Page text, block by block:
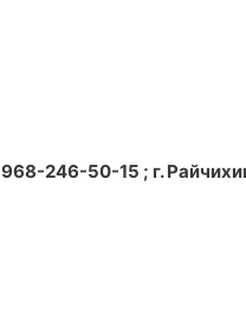
246-50-15 ; г.